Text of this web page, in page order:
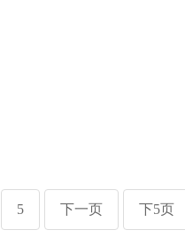
5 下一页 下5页